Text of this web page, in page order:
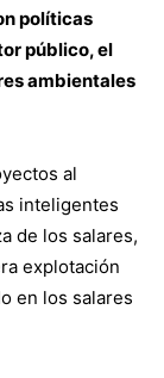
políticas
público, el
ambientales
al
inteligentes
de los salares,
explotación
en los salares